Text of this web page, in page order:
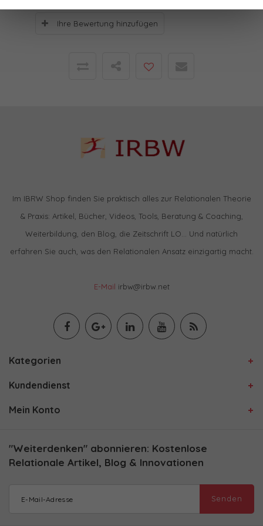
Ihre Bewertung hinzufügen
Im IBRW Shop finden Sie praktisch alles zur Relationalen Theorie
& Praxis: Artikel, Bücher, Videos, Tools, Beratung & Coaching,
Weiterbildung, den Blog, die Zeitschrift LO… Und natürlich
erfahren Sie auch, was den Relationalen Ansatz einzigartig macht.
E-Mail irbw@irbw.net
Kategorien
Kundendienst
Mein Konto
"Weiterdenken" abonnieren: Kostenlose
Relationale Artikel, Blog & Innovationen
Senden